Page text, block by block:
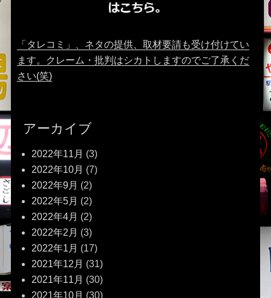
「タレコミ」、ネタの提供、取材要請も受け付けてい
ます。クレーム・批判はシカトしますのでご了承くだ
さい(笑)
アーカイブ
2022年11月 (3)
2022年10月 (7)
2022年9月 (2)
2022年5月 (2)
2022年4月 (2)
2022年2月 (3)
2022年1月 (17)
2021年12月 (31)
2021年11月 (30)
2021年10月 (30)